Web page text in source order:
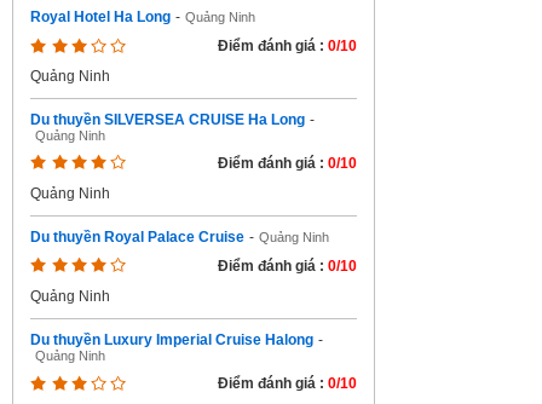
Royal Hotel Ha Long - Quảng Ninh
Điểm đánh giá : 0/10
Quảng Ninh
Du thuyền SILVERSEA CRUISE Ha Long -
Quảng Ninh
Điểm đánh giá : 0/10
Quảng Ninh
Du thuyền Royal Palace Cruise - Quảng Ninh
Điểm đánh giá : 0/10
Quảng Ninh
Du thuyền Luxury Imperial Cruise Halong -
Quảng Ninh
Điểm đánh giá : 0/10